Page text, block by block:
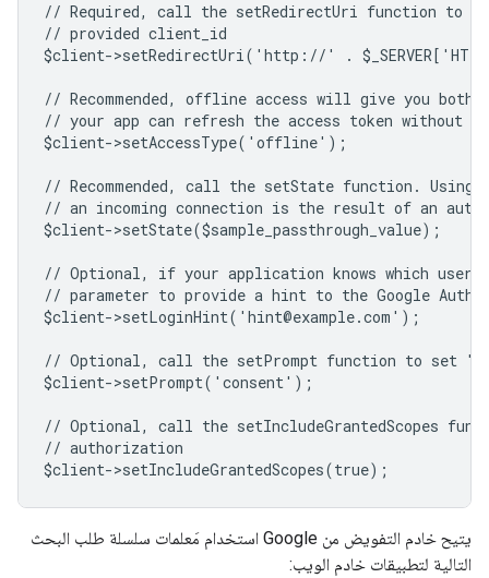
// Required, call the setRedirectUri function to
// provided client_id
$client->setRedirectUri('http://' .
// Recommended, offline access will give you both
// your app can refresh the access token without
$client->setAccessType('offline');
// Recommended, call the setState function.
// an incoming connection is the result of an
$client->setState($sample_passthrough_value);
// Optional, if your application knows which
// parameter to provide a hint to the Google
$client->setLoginHint('hint@example.com');
// Optional, call the setPrompt function to set
$client->setPrompt('consent');
// Optional, call the setIncludeGrantedScopes
// authorization
$client->setIncludeGrantedScopes(true);
يتيح خادم التفويض من Google استخدام مَعلمات سلسلة طلب البحث
التالية لتطبيقات خادم الويب: